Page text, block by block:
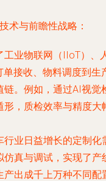
术与前瞻性战略：
工业物联网（IIoT）、
接收、物料调度到生
。例如，通过AI视觉
，质检效率与精度大
行业日益增长的定制化
真与调试，实现了产
产出成千上万种不同配